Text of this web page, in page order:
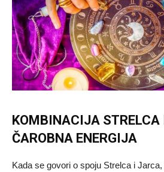
KOMBINACIJA
ČAROBNA ENERGIJA
Kada se govori o spoju Strelca i